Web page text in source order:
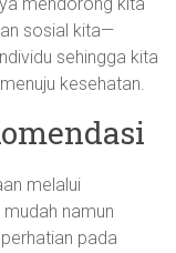
sosial kita—
sehingga kita
kesehatan.
melalui
namun
pada